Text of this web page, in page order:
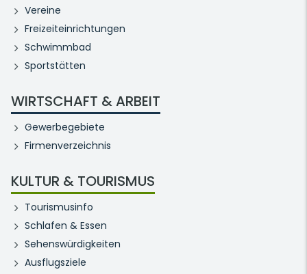
Vereine
Freizeiteinrichtungen
Schwimmbad
Sportstätten
WIRTSCHAFT & ARBEIT
Gewerbegebiete
Firmenverzeichnis
KULTUR & TOURISMUS
Tourismusinfo
Schlafen & Essen
Sehenswürdigkeiten
Ausflugsziele